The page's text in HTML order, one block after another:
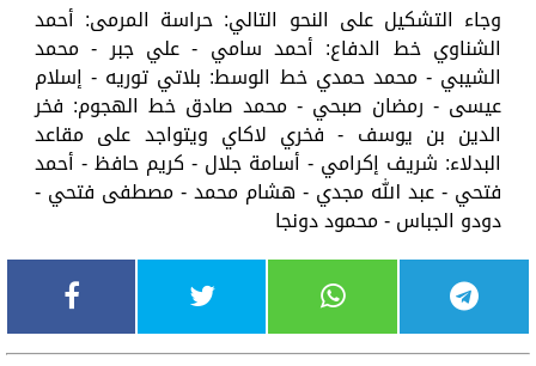
وجاء التشكيل على النحو التالي: حراسة المرمى: أحمد
الشناوي خط الدفاع: أحمد سامي - علي جبر - محمد
الشيبي - محمد حمدي خط الوسط: بلاتي توريه - إسلام
عيسى - رمضان صبحي - محمد صادق خط الهجوم: فخر
الدين بن يوسف - فخري لاكاي ويتواجد على مقاعد
البدلاء: شريف إكرامي - أسامة جلال - كريم حافظ - أحمد
فتحي - عبد الله مجدي - هشام محمد - مصطفى فتحي -
دودو الجباس - محمود دونجا